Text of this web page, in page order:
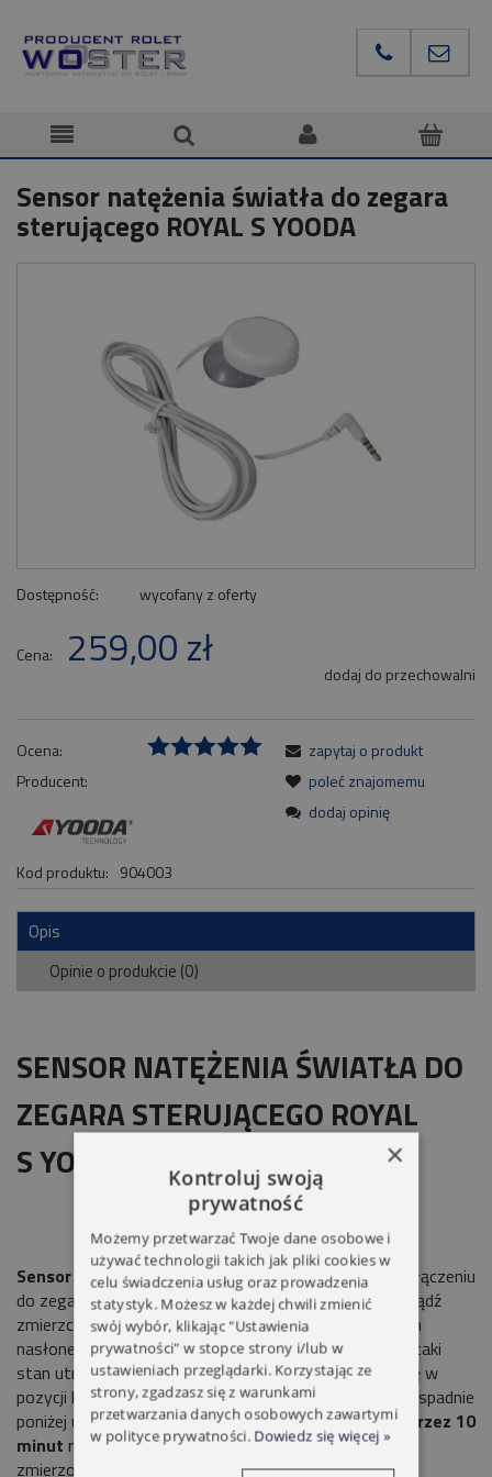
Sensor natężenia światła do zegara
sterującego ROYAL S YOODA
Dostępność: wycofany z oferty
Cena: 259,00 zł dodaj do przechowalni
Ocena:
Producent:
Kod produktu: 904003
zapytaj o produkt
poleć znajomemu
dodaj opinię
Opis
Opinie o produkcie (0)
SENSOR NATĘŻENIA ŚWIATŁA DO
ZEGARA STERUJĄCEGO ROYAL
S YOODA
Sensor natężenia światła to urządzenie, które po podłączeniu
do zegaraROYAL Smoże działać jako czujnik słońca bądź
zmierzchowy.Czujnik słońca:Jeżeli zmierzony poziom
nasłonecznienia jest większy niż ustawiona wartość i taki
stan utrzymuje sięprzez 10 minut, roleta ustawia się w
pozycji komfortowej. Jeżeli wartość natężenia światła spadnie
poniżej ustawionej wartości i taki stan utrzymuje się
przez 10
minut roleta otwiera się.Czujnik zmierzchowy:Jeżeli
zmierzony poziom nasłonecznienia jest mniejszy niż
×
Kontroluj swoją
prywatność
Możemy przetwarzać Twoje dane osobowe i
używać technologii takich jak pliki cookies w
celu świadczenia usług oraz prowadzenia
statystyk. Możesz w każdej chwili zmienić
swój wybór, klikając "Ustawienia
prywatności" w stopce strony i/lub w
ustawieniach przeglądarki. Korzystając ze
strony, zgadzasz się z warunkami
przetwarzania danych osobowych zawartymi
w polityce prywatności. Dowiedz się więcej »